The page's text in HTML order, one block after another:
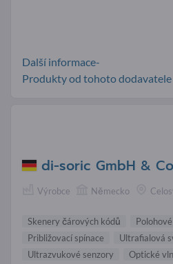
Další informace-
Produkty od tohoto dodavatele
di-soric GmbH &
Výrobce Německo
Skenery čárových kódů
Približovací spínace
Ultrafialová
Ultrazvukové senzory
Optické